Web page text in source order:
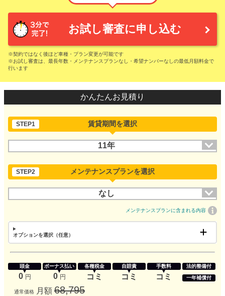
お試し審査に申し込む
※契約ではなく後ほど車種・プラン変更が可能です
※お試し審査は、最長年数・メンテナンスプランなし・希望ナンバーなしの最低月額料金で
行います
かんたんお見積り
STEP1 賃貸期間を選択
11年
STEP2 メンテナンスプランを選択
なし
メンテナンスプランに含まれる内容
オプションを選択（任意）
頭金
0 円
ボーナス払い
0 円
各種税金
コミ
自賠責
コミ
手数料
コミ
法的整備付
一年補償付
通常価格 月額 68,795